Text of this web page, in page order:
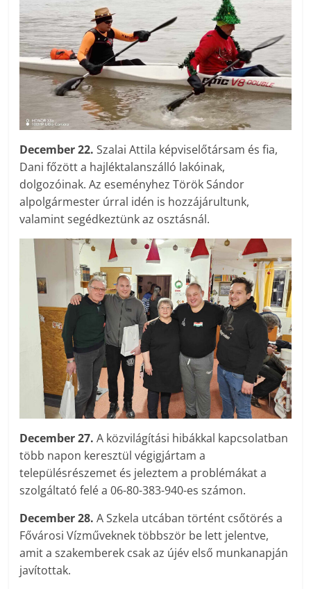
December 22.Szalai Attila képviselőtársam és fia,
Dani főzött a hajléktalanszálló lakóinak,
dolgozóinak. Az eseményhez Török Sándor
alpolgármester úrral idén is hozzájárultunk,
valamint segédkeztünk az osztásnál.
December 27.A közvilágítási hibákkal kapcsolatban
több napon keresztül végigjártam a
településrészemet és jeleztem a problémákat a
szolgáltató felé a 06-80-383-940-es számon.
December 28.A Szkela utcában történt csőtörés a
Fővárosi Vízműveknek többször be lett jelentve,
amit a szakemberek csak az újév első munkanapján
javítottak.